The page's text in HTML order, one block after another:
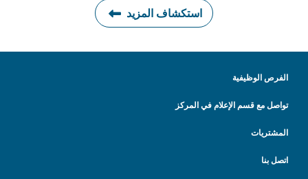
استكشاف المزيد
الفرص الوظيفية
تواصل مع قسم الإعلام في المركز
المشتريات
اتصل بنا